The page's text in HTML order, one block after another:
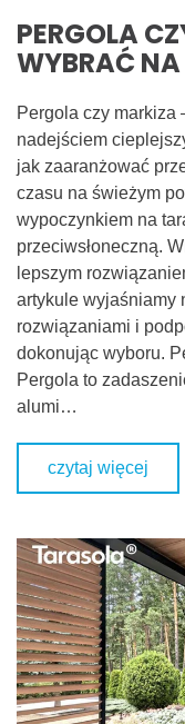
PERGOLA
WYBRAĆ
Pergola czy markiza
nadejściem
jak zaaranżować
czasu na świeżym
wypoczynkiem na
przeciwsłoneczną.
lepszym
artykule wyjaśniamy
rozwiązaniami i
dokonując wyboru.
Pergola to
alumi…
czytaj więcej